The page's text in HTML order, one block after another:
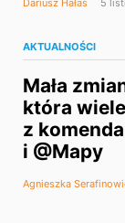
Dariusz Hałas 5
AKTUALNOŚCI
Mała
która
z
i @Mapy
Agnieszka